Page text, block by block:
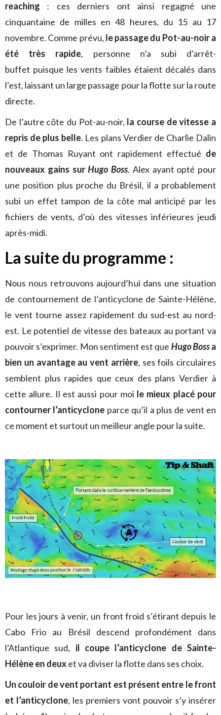
reaching : ces derniers ont ainsi regagné une
cinquantaine de milles en 48 heures, du 15 au 17
novembre. Comme prévu, le passage du Pot-au-noir a
été très rapide, personne n’a subi d’arrêt-
buffet puisque les vents faibles étaient décalés dans
l’est, laissant un large passage pour la flotte sur la route
directe.
De l’autre côte du Pot-au-noir, la course de vitesse a
repris de plus belle. Les plans Verdier de Charlie Dalin
et de Thomas Ruyant ont rapidement effectué de
nouveaux gains surHugo Boss. Alex ayant opté pour
une position plus proche du Brésil, il a probablement
subi un effet tampon de la côte mal anticipé par les
fichiers de vents, d’où des vitesses inférieures jeudi
après-midi.
La suite du programme :
Nous nous retrouvons aujourd’hui dans une situation
de contournement de l’anticyclone de Sainte-Hélène,
le vent tourne assez rapidement du sud-est au nord-
est. Le potentiel de vitesse des bateaux au portant va
pouvoir s’exprimer. Mon sentiment est que Hugo Bossa
bien un avantage au vent arrière, ses foils circulaires
semblent plus rapides que ceux des plans Verdier à
cette allure. Il est aussi pour moi le mieux placé pour
contourner l’anticyclone parce qu’il a plus de vent en
ce moment et surtout un meilleur angle pour la suite.
Pour les jours à venir, un front froid s’étirant depuis le
Cabo Frio au Brésil descend profondément dans
l’Atlantique sud, il coupe l’anticyclone de Sainte-
Hélène en deuxet va diviser la flotte dans ses choix.
Un couloir de vent portant est présent entre le front
et l’anticyclone, les premiers vont pouvoir s’y insérer